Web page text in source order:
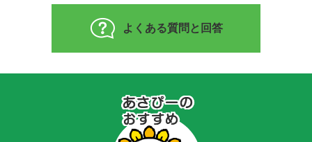
よくある質問と回答